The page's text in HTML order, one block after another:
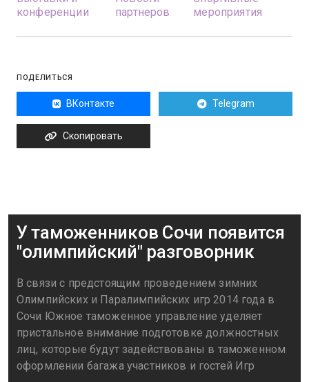
конференции
партнеров
мероприятия
ПОДЕЛИТЬСЯ
ВКонтакте Telegram
Скопировать
У таможенников Сочи появится
"олимпийский" разговорник
В связи с предстоящим проведением зимних
Олимпийских и Паралимпийских игр 2014 года в
Сочи Южное таможенное управление уделяет
пристальное внимание подготовке должностных
лиц, которые будут задействованы в таможенном
оформлении багажа участников и гостей Игр